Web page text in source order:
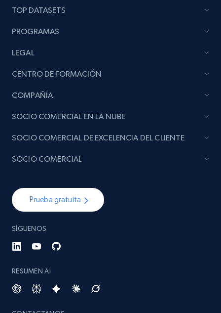
TOP DATASETS
PROGRAMAS
LEGAL
CENTRO DE FORMACIÓN
COMPAÑÍA
Prueba gratuita
SÍGUENOS
RESUMEN AI
SOCIO COMERCIAL EN LA NUBE
SOCIO COMERCIAL DE EXCELENCIA DEL CLIENTE
SOCIO COMERCIAL